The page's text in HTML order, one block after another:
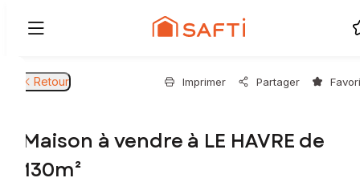
Retour Imprimer Partager
Maison à vendre à LE HAVRE de
130m²